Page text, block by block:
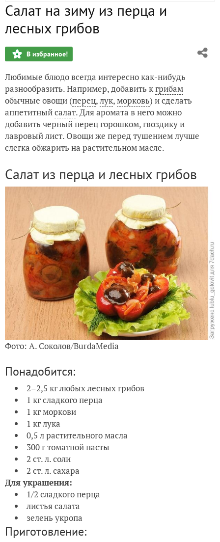
Салат в помидорах «Утро в Германии»
Салат из томатов на зиму: мастер-класс
Остро-сладкие помидоры
Помидоры по-словацки со свеклой, яблоком и луком
Маринованные помидоры с острым перцем
Салат на зиму из перца и
лесных грибов
В избранное!
Любимые блюдо всегда интересно как-нибудь
разнообразить. Например, добавить кгрибам
обычные овощи (перец,лук,морковь) и сделать
аппетитныйсалат. Для аромата в него можно
добавить черный перец горошком, гвоздику и
лавровый лист. Овощи же перед тушением лучше
слегка обжарить на растительном масле.
Салат из перца и лесных грибов
Фото: А. Соколов/BurdaMedia
Понадобится:
2–2,5 кг любых лесных грибов
1 кг сладкого перца
1 кг моркови
1 кг лука
0,5 л растительного масла
300 г томатной пасты
2 ст. л. соли
2 ст. л. сахара
Для украшения:
1/2 сладкого перца
листья салата
зелень укропа
Приготовление: